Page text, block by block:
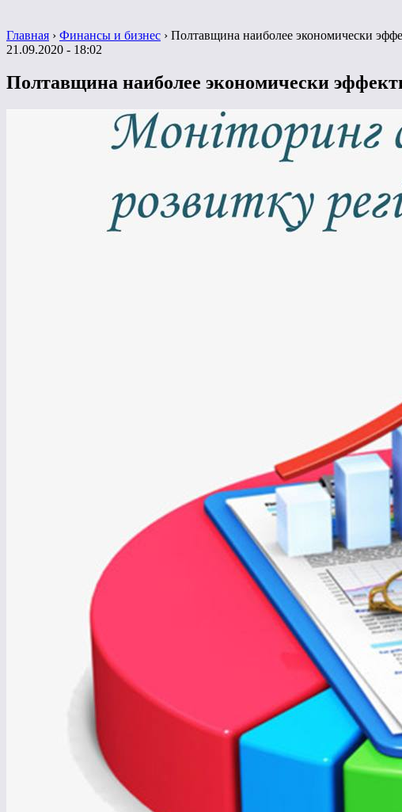
Главная › Финансы и бизнес › Полтавщина наиболее экономически
21.09.2020 - 18:02
Полтавщина наиболее экономически